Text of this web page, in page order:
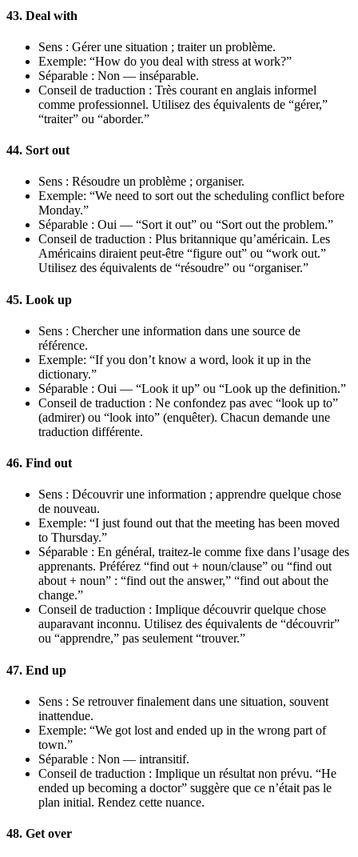
43. Deal with
Sens : Gérer une situation ; traiter un problème.
Exemple: “How do you deal with stress at work?”
Séparable : Non — inséparable.
Conseil de traduction : Très courant en anglais informel
comme professionnel. Utilisez des équivalents de “gérer,”
“traiter” ou “aborder.”
44. Sort out
Sens : Résoudre un problème ; organiser.
Exemple: “We need to sort out the scheduling conflict before
Monday.”
Séparable : Oui — “Sort it out” ou “Sort out the problem.”
Conseil de traduction : Plus britannique qu’américain. Les
Américains diraient peut-être “figure out” ou “work out.”
Utilisez des équivalents de “résoudre” ou “organiser.”
45. Look up
Sens : Chercher une information dans une source de
référence.
Exemple: “If you don’t know a word, look it up in the
dictionary.”
Séparable : Oui — “Look it up” ou “Look up the definition.”
Conseil de traduction : Ne confondez pas avec “look up to”
(admirer) ou “look into” (enquêter). Chacun demande une
traduction différente.
46. Find out
Sens : Découvrir une information ; apprendre quelque chose
de nouveau.
Exemple: “I just found out that the meeting has been moved
to Thursday.”
Séparable : En général, traitez-le comme fixe dans l’usage des
apprenants. Préférez “find out + noun/clause” ou “find out
about + noun” : “find out the answer,” “find out about the
change.”
Conseil de traduction : Implique découvrir quelque chose
auparavant inconnu. Utilisez des équivalents de “découvrir”
ou “apprendre,” pas seulement “trouver.”
47. End up
Sens : Se retrouver finalement dans une situation, souvent
inattendue.
Exemple: “We got lost and ended up in the wrong part of
town.”
Séparable : Non — intransitif.
Conseil de traduction : Implique un résultat non prévu. “He
ended up becoming a doctor” suggère que ce n’était pas le
plan initial. Rendez cette nuance.
48. Get over